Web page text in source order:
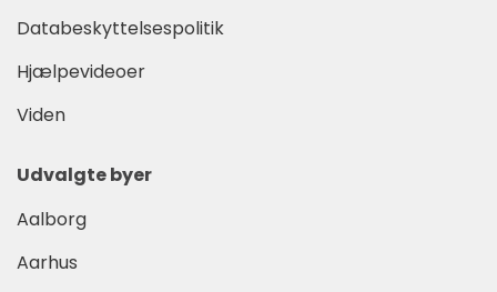
Databeskyttelsespolitik
Hjælpevideoer
Viden
Udvalgte byer
Aalborg
Aarhus